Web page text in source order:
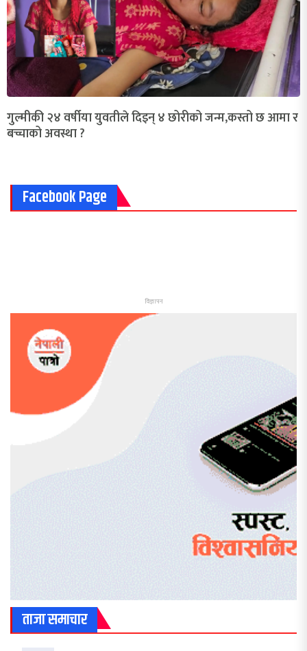
गुल्मीकी २४ वर्षीया युवतीले दिइन् ४ छोरीको जन्म,कस्तो छ आमा र
बच्चाको अवस्था ?
Facebook Page
विज्ञापन
ताजा समाचार